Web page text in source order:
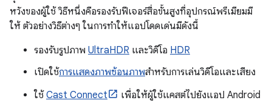
หวังของผู้ใช้ วิธีหนึ่งคือรองรับฟีเจอร์สื่อขั้นสูงที่อุปกรณ์พรีเมียมมี
ให้ ตัวอย่างวิธีต่างๆ ในการทำให้แอปโดดเด่นมีดังนี้
รองรับรูปภาพ UltraHDR และวิดีโอ HDR
เปิดใช้การแสดงภาพซ้อนภาพสำหรับการเล่นวิดีโอและเสียง
ใช้ Cast Connect
เพื่อให้ผู้ใช้แคสต์ไปยังแอป Android